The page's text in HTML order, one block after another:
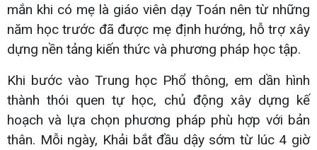
mắn khi có mẹ là giáo viên dạy Toán nên từ những
năm học trước đã được mẹ định hướng, hỗ trợ xây
dựng nền tảng kiến thức và phương pháp học tập.
Khi bước vào Trung học Phổ thông, em dần hình
thành thói quen tự học, chủ động xây dựng kế
hoạch và lựa chọn phương pháp phù hợp với bản
thân. Mỗi ngày, Khải bắt đầu dậy sớm từ lúc 4 giờ